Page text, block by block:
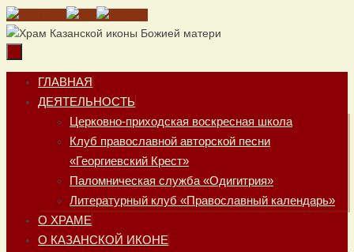
Перейти
к
Перейти
содержимому
ГЛАВНАЯ
ДЕЯТЕЛЬНОСТЬ
Церковно-приходская воскресная школа
Клуб православной авторской песни
«Георгиевский Крест»
Паломническая служба «Одигитрия»
Литературный клуб «Православный календарь»
О ХРАМЕ
О КАЗАНСКОЙ ИКОНЕ